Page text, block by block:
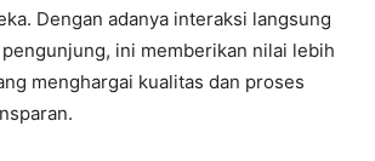
Dengan adanya interaksi langsung
ini memberikan nilai lebih
menghargai kualitas dan proses